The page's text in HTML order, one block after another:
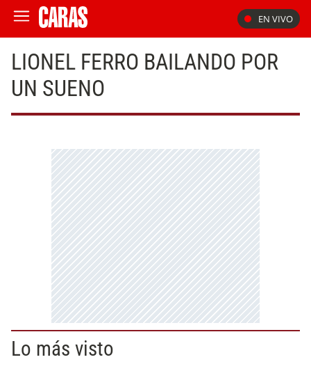
EN VIVO
LIONEL FERRO BAILANDO POR
UN SUENO
Lo más visto